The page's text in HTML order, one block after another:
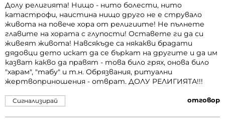
Долу религията! Нищо - нито болести, нито
катастрофи, наистина нищо друго не е струвало
живота на повече хора от религиите! Не пълнете
главите на хората с глупости! Оставете ги да си
живеят живота! Навсякъде са някакви брадати
дядовци дето искат да се бъркат на другите и да им
казват какво да правят - това било грях, онова било
"харам", "табу" и т.н. Обрязвания, ритуални
жертвоприношения - отврат. ДОЛУ РЕЛИГИЯТА!!!
отговор
Сигнализирай